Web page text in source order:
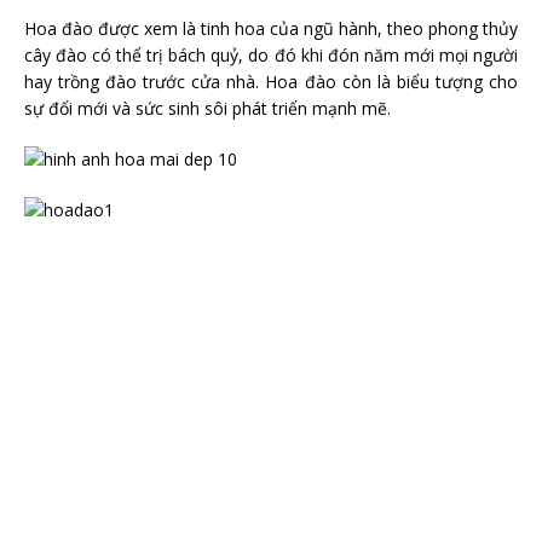
Hoa đào được xem là tinh hoa của ngũ hành, theo phong thủy
cây đào có thể trị bách quỷ, do đó khi đón năm mới mọi người
hay trồng đào trước cửa nhà. Hoa đào còn là biểu tượng cho
sự đổi mới và sức sinh sôi phát triển mạnh mẽ.